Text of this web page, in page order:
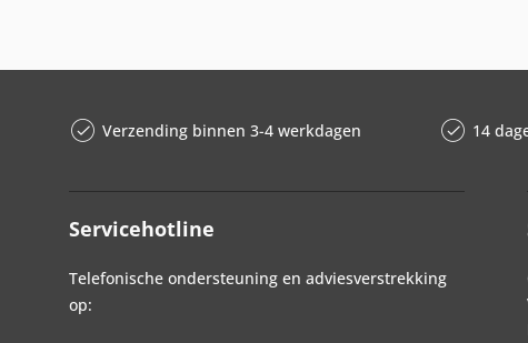
Verzending binnen 3-4 werkdagen 14
Servicehotline
Telefonische ondersteuning en adviesverstrekking
op: